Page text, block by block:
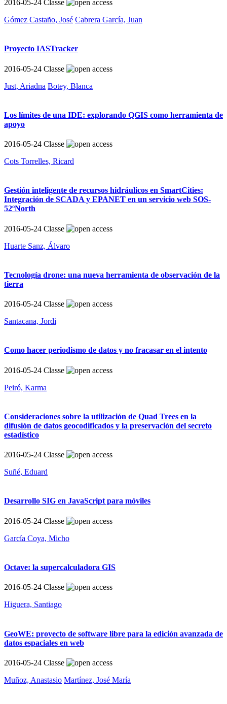
2016-05-24 Classe
Gómez Castaño, José Cabrera García, Juan
Proyecto IASTracker
2016-05-24 Classe
Just, Ariadna Botey, Blanca
Los límites de una IDE: explorando QGIS como herramienta de
apoyo
2016-05-24 Classe
Cots Torrelles, Ricard
Gestión inteligente de recursos hidráulicos en SmartCities:
Integración de SCADA y EPANET en un servicio web SOS-
52ºNorth
2016-05-24 Classe
Huarte Sanz, Álvaro
Tecnología drone: una nueva herramienta de observación de la
tierra
2016-05-24 Classe
Santacana, Jordi
Como hacer periodismo de datos y no fracasar en el intento
2016-05-24 Classe
Peiró, Karma
Consideraciones sobre la utilización de Quad Trees en la
difusión de datos geocodificados y la preservación del secreto
estadístico
2016-05-24 Classe
Suñé, Eduard
Desarrollo SIG en JavaScript para móviles
2016-05-24 Classe
García Coya, Micho
Octave: la supercalculadora GIS
2016-05-24 Classe
Higuera, Santiago
GeoWE: proyecto de software libre para la edición avanzada de
datos espaciales en web
2016-05-24 Classe
Muñoz, Anastasio Martínez, José María